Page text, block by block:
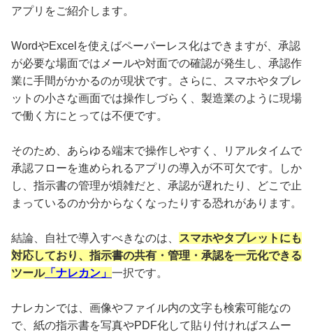
アプリをご紹介します。
WordやExcelを使えばペーパーレス化はできますが、承認
が必要な場面ではメールや対面での確認が発生し、承認作
業に手間がかかるのが現状です。さらに、スマホやタブレ
ットの小さな画面では操作しづらく、製造業のように現場
で働く方にとっては不便です。
そのため、あらゆる端末で操作しやすく、リアルタイムで
承認フローを進められるアプリの導入が不可欠です。しか
し、指示書の管理が煩雑だと、承認が遅れたり、どこで止
まっているのか分からなくなったりする恐れがあります。
結論、自社で導入すべきなのは、
スマホやタブレットにも
対応しており、指示書の共有・管理・承認を一元化できる
ツール「ナレカン」 一択です。
ナレカンでは、画像やファイル内の文字も検索可能なの
で、紙の指示書を写真やPDF化して貼り付ければスムー